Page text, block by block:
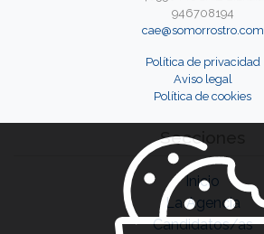
946708194
cae@somorrostro.com
Política de privacidad
Aviso legal
Política de cookies
Secciones
Inicio
La Agencia
Candidatos/as